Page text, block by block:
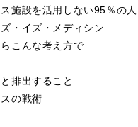
ス施設を活用しない
・イズ・メディシン
らこんな考え方で
と
と排出すること
ネスの戦術